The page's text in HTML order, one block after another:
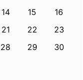
14 15
16
21 22
23
28 29
30